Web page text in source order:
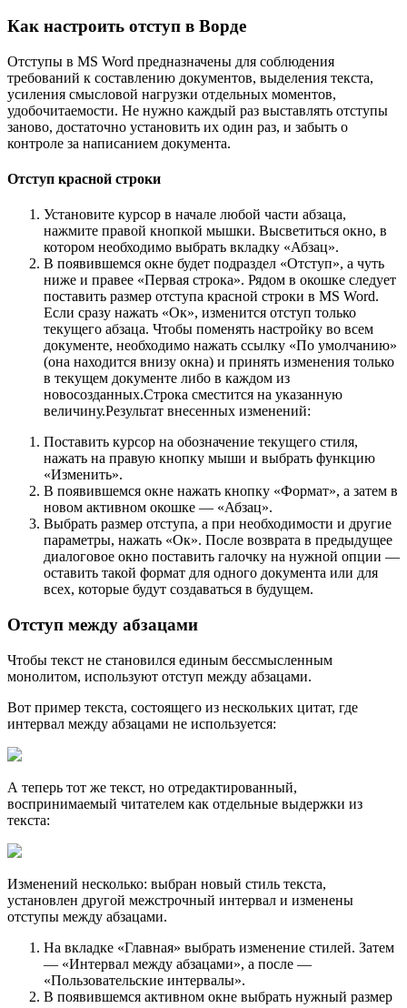
Как настроить отступ в Ворде
Отступы в MS Word предназначены для соблюдения
требований к составлению документов, выделения текста,
усиления смысловой нагрузки отдельных моментов,
удобочитаемости. Не нужно каждый раз выставлять отступы
заново, достаточно установить их один раз, и забыть о
контроле за написанием документа.
Отступ красной строки
Установите курсор в начале любой части абзаца,
нажмите правой кнопкой мышки. Высветиться окно, в
котором необходимо выбрать вкладку «Абзац».
В появившемся окне будет подраздел «Отступ», а чуть
ниже и правее «Первая строка». Рядом в окошке следует
поставить размер отступа красной строки в MS Word.
Если сразу нажать «Ок», изменится отступ только
текущего абзаца. Чтобы поменять настройку во всем
документе, необходимо нажать ссылку «По умолчанию»
(она находится внизу окна) и принять изменения только
в текущем документе либо в каждом из
новосозданных.Строка сместится на указанную
величину.Результат внесенных изменений:
Поставить курсор на обозначение текущего стиля,
нажать на правую кнопку мыши и выбрать функцию
«Изменить».
В появившемся окне нажать кнопку «Формат», а затем в
новом активном окошке — «Абзац».
Выбрать размер отступа, а при необходимости и другие
параметры, нажать «Ок». После возврата в предыдущее
диалоговое окно поставить галочку на нужной опции —
оставить такой формат для одного документа или для
всех, которые будут создаваться в будущем.
Отступ между абзацами
Чтобы текст не становился единым бессмысленным
монолитом, используют отступ между абзацами.
Вот пример текста, состоящего из нескольких цитат, где
интервал между абзацами не используется:
А теперь тот же текст, но отредактированный,
воспринимаемый читателем как отдельные выдержки из
текста:
Изменений несколько: выбран новый стиль текста,
установлен другой межстрочный интервал и изменены
отступы между абзацами.
На вкладке «Главная» выбрать изменение стилей. Затем
— «Интервал между абзацами», а после —
«Пользовательские интервалы».
В появившемся активном окне выбрать нужный размер